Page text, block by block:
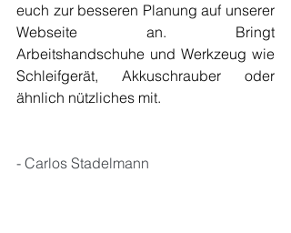
euch zur besseren Planung auf unserer
Webseite an. Bringt
Arbeitshandschuhe und Werkzeug wie
Schleifgerät, Akkuschrauber oder
ähnlich nützliches mit.
- Carlos Stadelmann